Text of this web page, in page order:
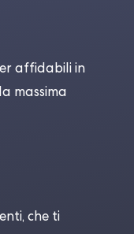
affidabili in
massima
che ti